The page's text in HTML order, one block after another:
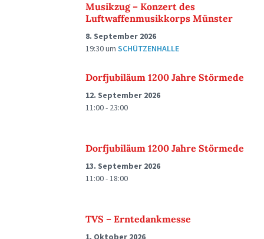
Musikzug – Konzert des
Luftwaffenmusikkorps Münster
8. September 2026
19:30um SCHÜTZENHALLE
Dorfjubiläum 1200 Jahre Störmede
12. September 2026
11:00 - 23:00
Dorfjubiläum 1200 Jahre Störmede
13. September 2026
11:00 - 18:00
TVS – Erntedankmesse
1. Oktober 2026